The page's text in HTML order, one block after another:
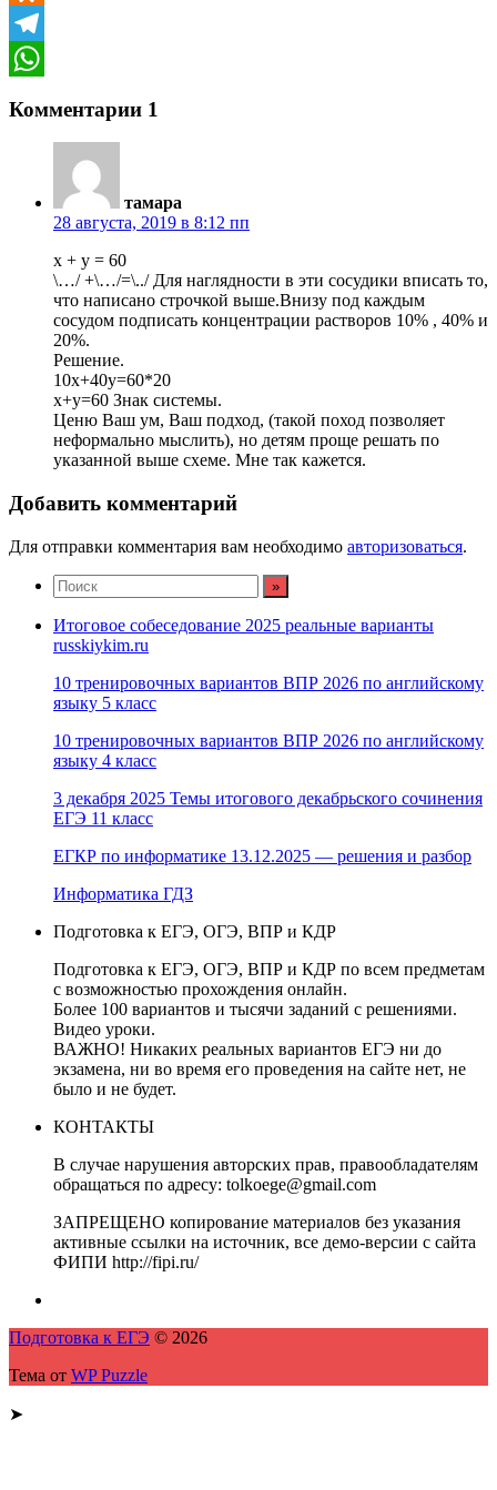
Odnoklassniki
Telegram
Комментарии 1
тамара
28 августа, 2019 в 8:12 пп
х + у = 60
\…/ +\…/=\../ Для наглядности в эти сосудики вписать то,
что написано строчкой выше.Внизу под каждым
сосудом подписать концентрации растворов 10% , 40% и
20%.
Решение.
10х+40у=60*20
х+у=60 Знак системы.
Ценю Ваш ум, Ваш подход, (такой поход позволяет
неформально мыслить), но детям проще решать по
указанной выше схеме. Мне так кажется.
Добавить комментарий
Для отправки комментария вам необходимо авторизоваться.
Итоговое собеседование 2025 реальные варианты
russkiykim.ru
10 тренировочных вариантов ВПР 2026 по английскому
языку 5 класс
10 тренировочных вариантов ВПР 2026 по английскому
языку 4 класс
3 декабря 2025 Темы итогового декабрьского сочинения
ЕГЭ 11 класс
ЕГКР по информатике 13.12.2025 — решения и разбор
Информатика ГДЗ
Подготовка к ЕГЭ, ОГЭ, ВПР и КДР
Подготовка к ЕГЭ, ОГЭ, ВПР и КДР по всем предметам
с возможностью прохождения онлайн.
Более 100 вариантов и тысячи заданий с решениями.
Видео уроки.
ВАЖНО! Никаких реальных вариантов ЕГЭ ни до
экзамена, ни во время его проведения на сайте нет, не
было и не будет.
КОНТАКТЫ
В случае нарушения авторских прав, правообладателям
обращаться по адресу: tolkoege@gmail.com
ЗАПРЕЩЕНО копирование материалов без указания
активные ссылки на источник, все демо-версии с сайта
ФИПИ http://fipi.ru/
Подготовка к ЕГЭ © 2026
Тема от WP Puzzle
➤